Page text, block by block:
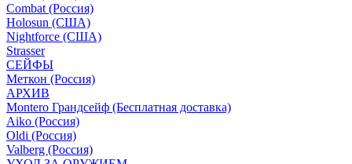
Combat (Россия)
Holosun (США)
Nightforce (США)
Strasser
СЕЙФЫ
Меткон (Россия)
АРХИВ
Montero Грандсейф (Бесплатная доставка)
Aiko (Россия)
Oldi (Россия)
Valberg (Россия)